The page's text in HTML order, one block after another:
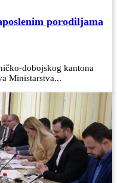
porodiljama
dobojskog kantona
Ministarstva...